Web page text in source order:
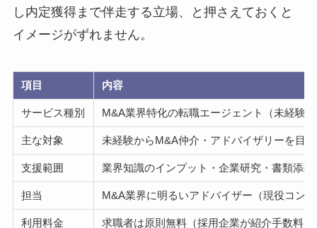
し内定獲得まで伴走する立場、と押さえておくと
イメージがずれません。
項目 内容
サービス種別 M&A業界特化の転職エージェント（未経験
主な対象 未経験からM&A仲介・アドバイザリーを目
支援範囲 業界知識のインプット・企業研究・書類添
担当 M&A業界に明るいアドバイザー（現役コン
利用料金 求職者は原則無料（採用企業が紹介手数料を